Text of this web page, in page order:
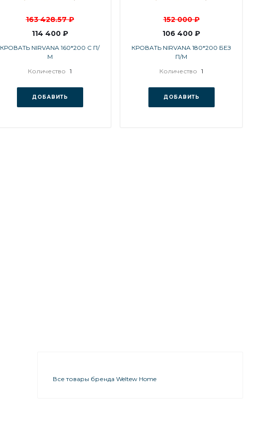
163 428.57 ₽
114 400 ₽
КРОВАТЬ NIRVANA 160*200 С П/
М
Количество 1
ДОБАВИТЬ
152 000 ₽
106 400 ₽
КРОВАТЬ NIRVANA 180*200 БЕЗ
П/М
Количество 1
ДОБАВИТЬ
Все товары бренда Weltew Home